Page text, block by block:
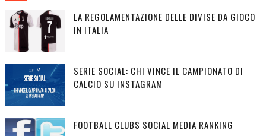
LA REGOLAMENTAZIONE DELLE DIVISE DA GIOCO
IN ITALIA
SERIE SOCIAL: CHI VINCE IL CAMPIONATO DI
CALCIO SU INSTAGRAM
FOOTBALL CLUBS SOCIAL MEDIA RANKING